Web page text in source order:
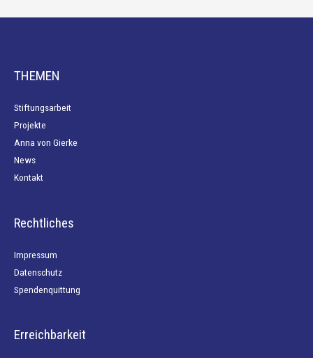
THEMEN
Stiftungsarbeit
Projekte
Anna von Gierke
News
Kontakt
Rechtliches
Impressum
Datenschutz
Spendenquittung
Erreichbarkeit